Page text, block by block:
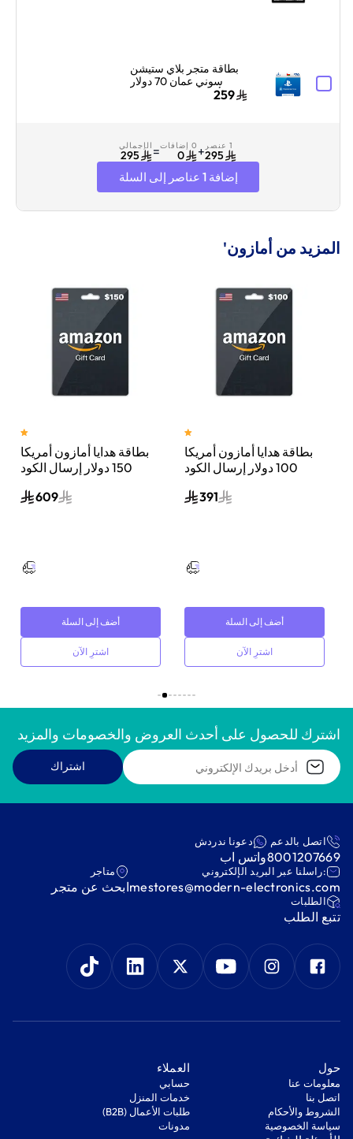
بطاقة متجر بلاي ستيشن
سوني عمان 70 دولار
أمريكي إرسال الكود259
1 عنصر
295
+ 0 إضافات
0
= الإجمالي
295
إضافة 1 عناصر إلى السلة
المزيد من أمازون'
بطاقة هدايا أمازون أمريكا
150 دولار إرسال الكود
أسود609
أضف إلى السلة
اشترِ الآن
بطاقة هدايا أمازون أمريكا
100 دولار إرسال الكود
أسود391
أضف إلى السلة
اشترِ الآن
اشترك للحصول على أحدث العروض والخصومات والمزيد
اشتراك
اتصل بالدعم
8001207669
دعونا ندردش
واتس اب
:راسلنا عبر البريد الإلكتروني
mestores@modern-electronics.com
متاجر
ابحث عن متجر
‫الطلبات‬
‫تتبع الطلب‬
‫حول‬
معلومات عنا
اتصل بنا
‫الشروط والأحكام‬
‫سياسة الخصوصية‬
‫العملاء‬
‫حسابي‬
‫خدمات المنزل‬
‫طلبات الأعمال (B2B)‬
مدونات